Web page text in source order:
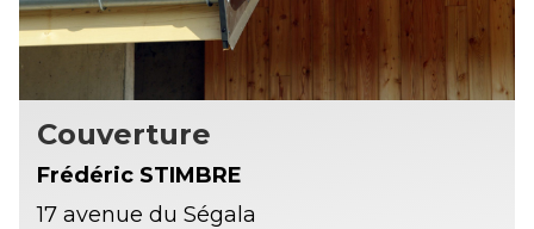
Couverture
Frédéric STIMBRE
17 avenue du Ségala